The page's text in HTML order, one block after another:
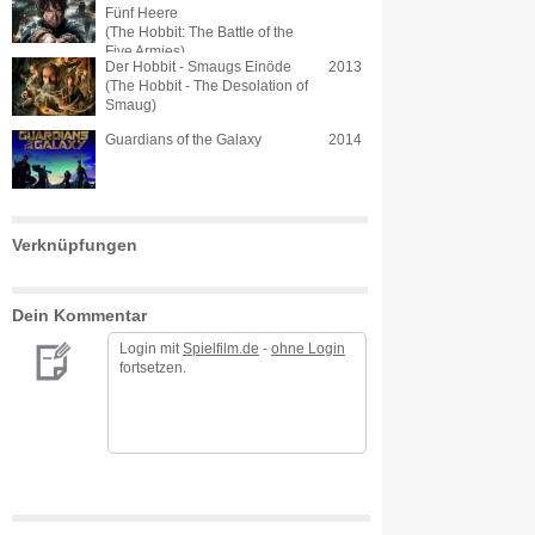
Fünf Heere
(The Hobbit: The Battle of the
Five Armies)
Der Hobbit - Smaugs Einöde
(The Hobbit - The Desolation of
Smaug)
2013
Guardians of the Galaxy 2014
Verknüpfungen
Dein Kommentar
Login mit Spielfilm.de - ohne Login
fortsetzen.